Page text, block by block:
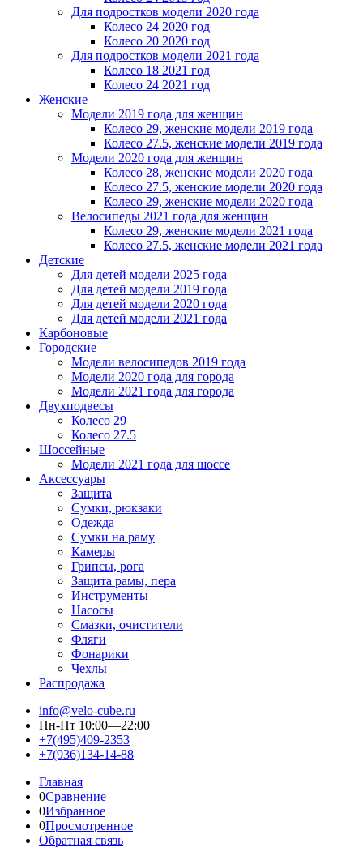
Для подростков модели 2020 года
Колесо 24 2020 год
Колесо 20 2020 год
Для подростков модели 2021 года
Колесо 18 2021 год
Колесо 24 2021 год
Женскиe
Модели 2019 года для женщин
Колесо 29, женские модели 2019 года
Колесо 27.5, женские модели 2019 года
Модели 2020 года для женщин
Колесо 28, женские модели 2020 года
Колесо 27.5, женские модели 2020 года
Колесо 29, женские модели 2020 года
Велосипеды 2021 года для женщин
Колесо 29, женские модели 2021 года
Колесо 27.5, женские модели 2021 года
Детские
Для детей модели 2025 года
Для детей модели 2019 года
Для детей модели 2020 года
Для детей модели 2021 года
Карбоновые
Городские
Модели велосипедов 2019 года
Модели 2020 года для города
Модели 2021 года для города
Двухподвесы
Колесо 29
Колесо 27.5
Шоссейные
Модели 2021 года для шоссе
Аксессуары
Защита
Сумки, рюкзаки
Одежда
Сумки на раму
Камеры
Грипсы, рога
Защита рамы, пера
Инструменты
Насосы
Смазки, очистители
Фляги
Фонарики
Чехлы
Распродажа
info@velo-cube.ru
Пн-Пт 10:00—22:00
+7(495)409-2353
+7(936)134-14-88
Главная
0Сравнение
0Избранное
0Просмотренное
Обратная связь